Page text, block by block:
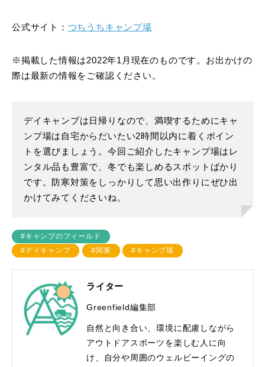
公式サイト： つちうちキャンプ場
※掲載した情報は2022年1月現在のものです。お出かけの
際は最新の情報をご確認ください。
デイキャンプは日帰りなので、満喫するためにキャ
ンプ場は自宅からだいたい2時間以内に着くポイン
トを選びましょう。今回ご紹介したキャンプ場はレ
ンタル品も豊富で、冬でも楽しめるスポットばかり
です。防寒対策をしっかりして思い出作りにぜひ出
かけてみてくださいね。
#キャンプのフィールド
#デイキャンプ
#関東 #キャンプ場
ライター
Greenfield編集部
自然と向き合い、環境に配慮しながら
アウトドアスポーツを楽しむ人に向
け、自分や周囲のウェルビーイングの